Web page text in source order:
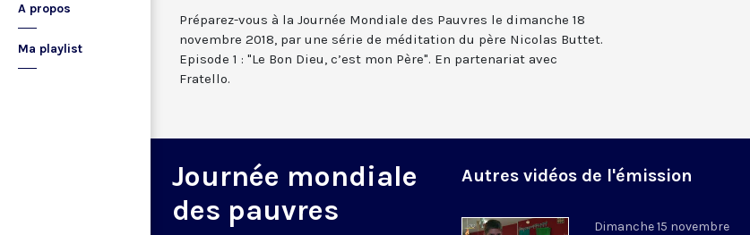
A propos
Ma playlist
Préparez-vous à la Journée Mondiale des Pauvres le dimanche 18
novembre 2018, par une série de méditation du père Nicolas Buttet.
Episode 1 : "Le Bon Dieu, c’est mon Père". En partenariat avec
Fratello.
Journée mondiale
des pauvres
Autres vidéos de l'émission
Dimanche 15 novembre